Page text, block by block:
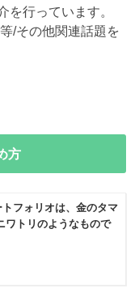
を行っています。
/その他関連話題を
方
フォリオは、金のタマ
ワトリのようなもので